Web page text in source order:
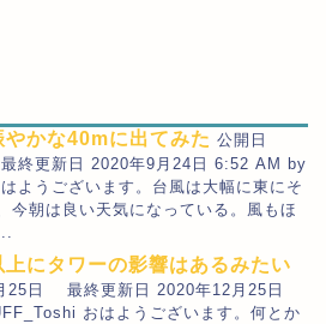
かな40mに出てみた 公開日
終更新日 2020年9月24日 6:52 AM by
ようございます。台風は大幅に東にそ
今朝は良い天気になっている。風もほ
にタワーの影響はあるみたい
25日 最終更新日 2020年12月25日
おはようございます。何とか